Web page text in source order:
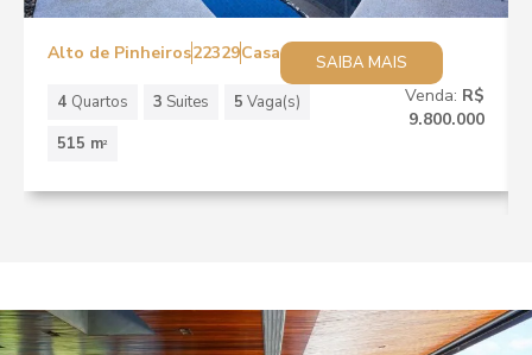
Alto de Pinheiros22329Casa
SAIBA MAIS
4 Quartos 3 Suites 5 Vaga(s)
515 m2
Venda: R$
9.800.000